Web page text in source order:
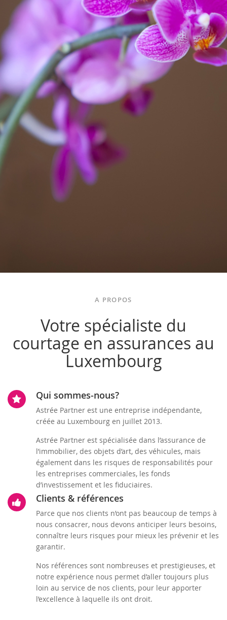
A PROPOS
Votre spécialiste du
courtage en assurances au
Luxembourg
Qui sommes-nous?
Astrée Partner est une entreprise indépendante,
créée au Luxembourg en juillet 2013.
Astrée Partner est spécialisée dans l’assurance de
l’immobilier, des objets d’art, des véhicules, mais
également dans les risques de responsabilités pour
les entreprises commerciales, les fonds
d’investissement et les fiduciaires.
Clients & références
Parce que nos clients n’ont pas beaucoup de temps à
nous consacrer, nous devons anticiper leurs besoins,
connaître leurs risques pour mieux les prévenir et les
garantir.
Nos références sont nombreuses et prestigieuses, et
notre expérience nous permet d’aller toujours plus
loin au service de nos clients, pour leur apporter
l’excellence à laquelle ils ont droit.